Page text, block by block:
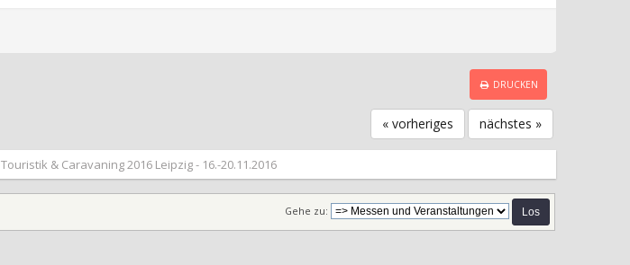
DRUCKEN
« vorheriges nächstes »
Touristik & Caravaning 2016 Leipzig - 16.-20.11.2016
Gehe zu: